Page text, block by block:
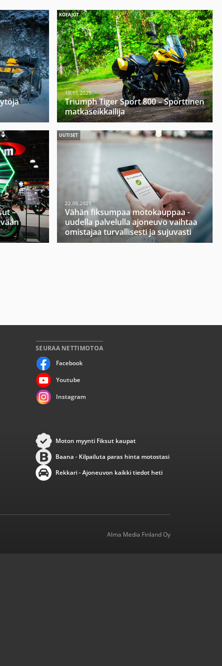
KOEAJOT
10.11.2025
Triumph Tiger Sport 800 – Sporttinen
matkaseikkailija
–
UUTISET
22.05.2025
Vähän fiksumpaa motokauppaa -
uudella palvelulla ajoneuvo vaihtaa
omistajaa turvallisesti ja sujuvasti
SEURAA NETTIMOTOA
Facebook
Youtube
Instagram
Moton myynti Fiksut kaupat
Baana - Kilpailuta paras hinta motostasi
Rekkari - Ajoneuvon kaikki tiedot heti
Alma Media Finland Oy